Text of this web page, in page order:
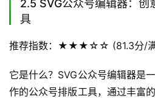
2.5 SVG公众号编辑器：创
具
推荐指数：★★★☆☆ (81.3分/满
它是什么？SVG公众号编辑器是
作的公众号排版工具，通过丰富